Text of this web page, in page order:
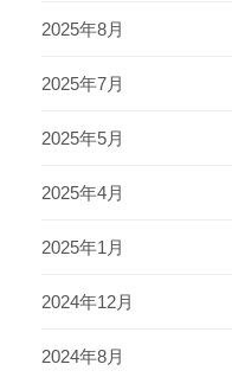
2025年8月
2025年7月
2025年5月
2025年4月
2025年1月
2024年12月
2024年8月